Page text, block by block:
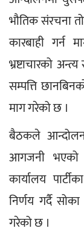
भौतिक संरचना
कारबाही
भ्रष्टाचारको
सम्पत्ति
माग गरेको छ ।
बैठकले
आगजनी भएको
कार्यालय
निर्णय गर्दै
गरेको छ ।